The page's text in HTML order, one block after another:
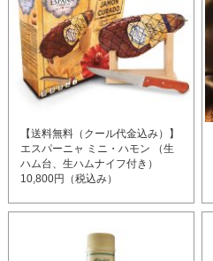
【送料無料（クール代金込み）】
エスパーニャ ミニ・ハモン （生
ハム台、生ハムナイフ付き）
10,800円（税込み）